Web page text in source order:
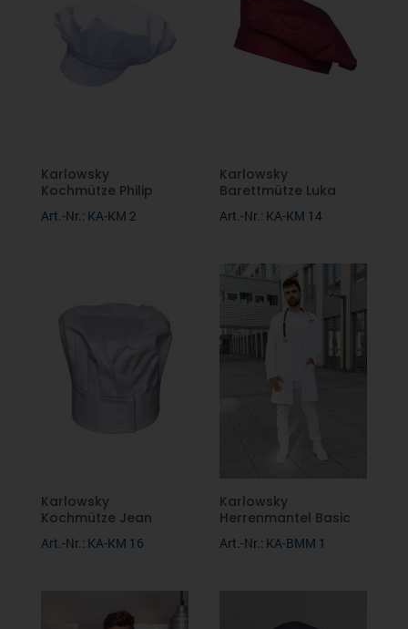
Hosen
Karlowsky
Promodoro
THE ONE
Über uns
Beratung
Downloads
Newsletter
Verschiedene Anlässe
Karlowsky
Kochmütze Philip
Art.-Nr.: KA-KM 2
Karlowsky
Barettmütze Luka
Art.-Nr.: KA-KM 14
Karlowsky
Kochmütze Jean
Art.-Nr.: KA-KM 16
Karlowsky
Herrenmantel Basic
Art.-Nr.: KA-BMM 1